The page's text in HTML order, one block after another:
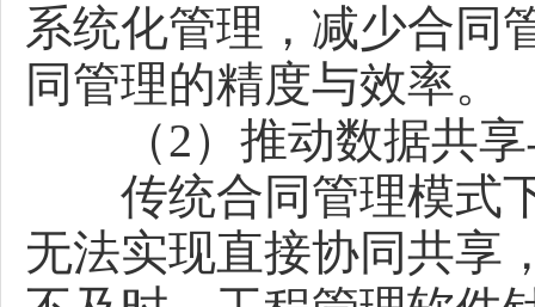
系统化管理，减少合同
同管理的精度与效率。
（2）推动数据共享
传统合同管理模式下
无法实现直接协同共享